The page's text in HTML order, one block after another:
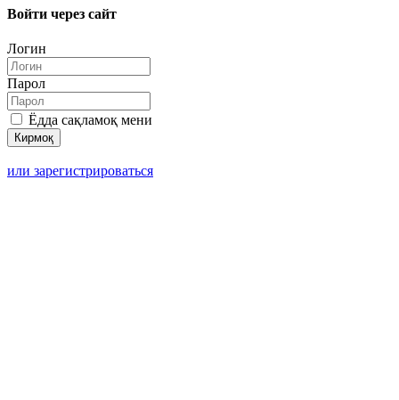
Войти через сайт
Логин
Парол
Ёдда сақламоқ мени
или зарегистрироваться